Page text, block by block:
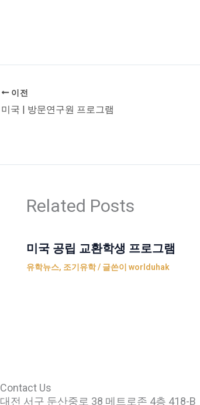
이전
미국 | 방문연구원 프로그램
Related Posts
미국 공립 교환학생 프로그램
유학뉴스, 조기유학/ 글쓴이 worlduhak
Contact Us
대전 서구 둔산중로 38 메트로존 4층 418-B